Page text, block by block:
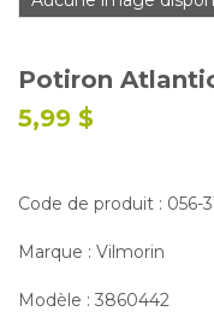
Potiron
5,99 $
Code de produit : 056-
Marque : Vilmorin
Modèle : 3860442